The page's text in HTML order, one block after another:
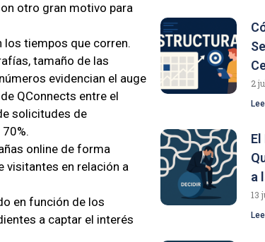
otro gran motivo para
los tiempos que corren.
tamaño de las
evidencian el auge
QConnects entre el
solicitudes de
online de forma
visitantes en relación a
en función de los
a captar el interés
2
a
13